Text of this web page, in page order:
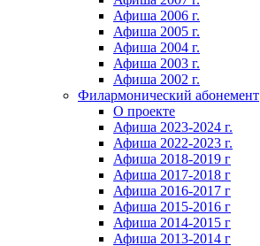
Афиша 2006 г.
Афиша 2005 г.
Афиша 2004 г.
Афиша 2003 г.
Афиша 2002 г.
Филармонический абонемент
О проекте
Афиша 2023-2024 г.
Афиша 2022-2023 г.
Афиша 2018-2019 г
Афиша 2017-2018 г
Афиша 2016-2017 г
Афиша 2015-2016 г
Афиша 2014-2015 г
Афиша 2013-2014 г